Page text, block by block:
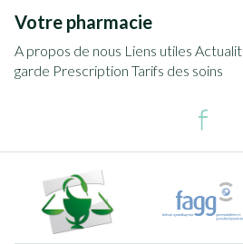
Votre pharmacie
A propos de nous Liens utiles
garde Prescription Tarifs des soins